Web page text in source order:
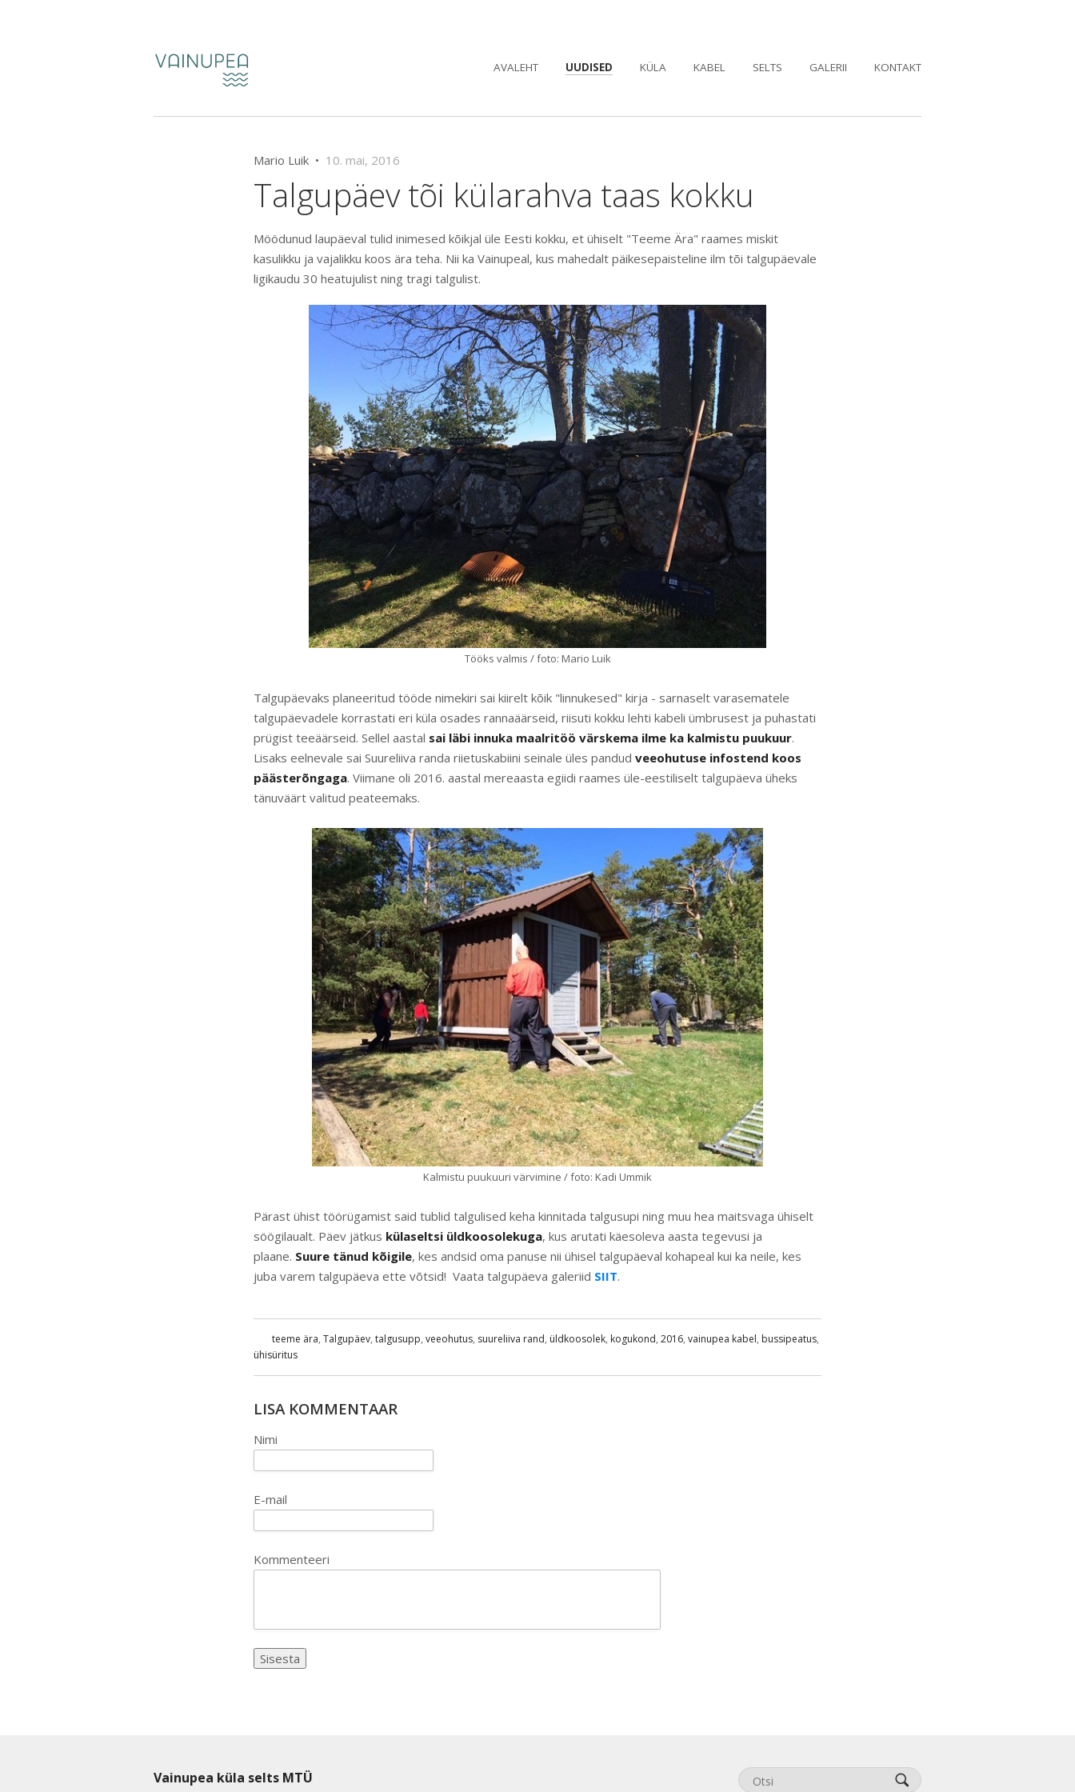
AVALEHT UUDISED KÜLA KABEL SELTS GALERII KONTAKT
Mario Luik • 10. mai, 2016
Talgupäev tõi külarahva taas kokku
Möödunud laupäeval tulid inimesed kõikjal üle Eesti kokku, et ühiselt "Teeme Ära" raames miskit
kasulikku ja vajalikku koos ära teha. Nii ka Vainupeal, kus mahedalt päikesepaisteline ilm tõi talgupäevale
ligikaudu 30 heatujulist ning tragi talgulist.
Tööks valmis / foto: Mario Luik
Talgupäevaks planeeritud tööde nimekiri sai kiirelt kõik "linnukesed" kirja - sarnaselt varasematele
talgupäevadele korrastati eri küla osades rannaäärseid, riisuti kokku lehti kabeli ümbrusest ja puhastati
prügist teeäärseid. Sellel aastal sai läbi innuka maalritöö värskema ilme ka kalmistu puukuur.
Lisaks eelnevale sai Suureliiva randa riietuskabiini seinale üles pandud veeohutuse infostend koos
päästerõngaga. Viimane oli 2016. aastal mereaasta egiidi raames üle-eestiliselt talgupäeva üheks
tänuväärt valitud peateemaks.
Kalmistu puukuuri värvimine / foto: Kadi Ummik
Pärast ühist töörügamist said tublid talgulised keha kinnitada talgusupi ning muu hea maitsvaga ühiselt
söögilaualt. Päev jätkus külaseltsi üldkoosolekuga, kus arutati käesoleva aasta tegevusi ja
plaane. Suure tänud kõigile, kes andsid oma panuse nii ühisel talgupäeval kohapeal kui ka neile, kes
juba varem talgupäeva ette võtsid! Vaata talgupäeva galeriid SIIT.
teeme ära, Talgupäev, talgusupp, veeohutus, suureliiva rand, üldkoosolek, kogukond, 2016, vainupea kabel, bussipeatus,
ühisüritus
LISA KOMMENTAAR
Nimi
E-mail
Kommenteeri
Vainupea küla selts MTÜ